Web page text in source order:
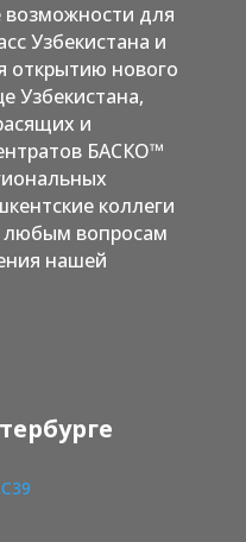
возможности для
Узбекистана и
открытию нового
Узбекистана,
и
БАСКО™
коллеги
любым вопросам
нашей